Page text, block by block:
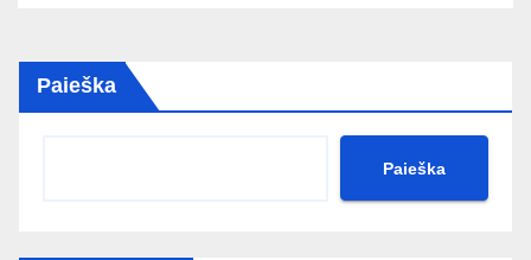
Paieška
Paieška